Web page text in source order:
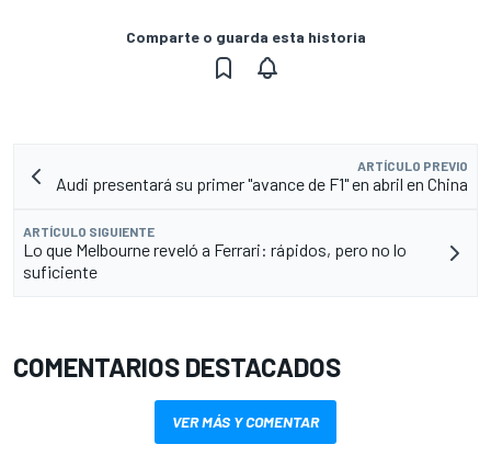
Comparte o guarda esta historia
ARTÍCULO PREVIO
Audi presentará su primer "avance de F1" en abril en China
ARTÍCULO SIGUIENTE
Lo que Melbourne reveló a Ferrari: rápidos, pero no lo
suficiente
COMENTARIOS DESTACADOS
VER MÁS Y COMENTAR